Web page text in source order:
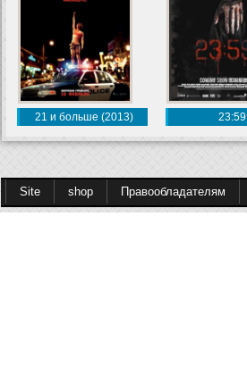
21 и больше (2013) 23:59
Site shop Правообладателям